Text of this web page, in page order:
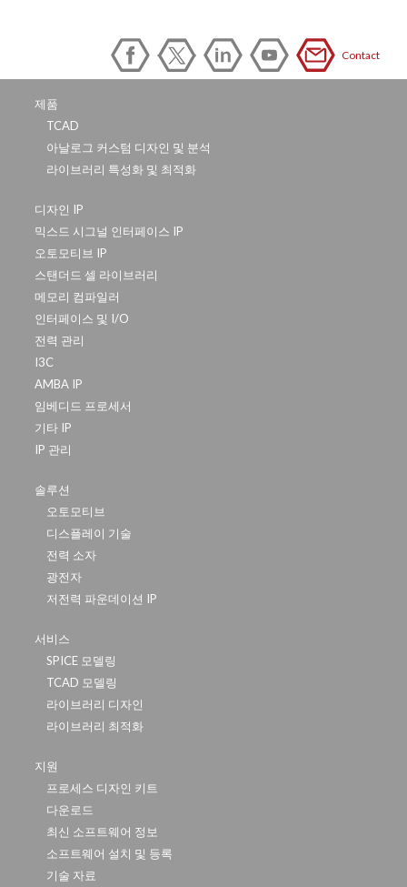
Contact
제품
TCAD
아날로그 커스텀 디자인 및 분석
라이브러리 특성화 및 최적화
디자인 IP
믹스드 시그널 인터페이스 IP
오토모티브 IP
스탠더드 셀 라이브러리
메모리 컴파일러
인터페이스 및 I/O
전력 관리
I3C
AMBA IP
임베디드 프로세서
기타 IP
IP 관리
솔루션
오토모티브
디스플레이 기술
전력 소자
광전자
저전력 파운데이션 IP
서비스
SPICE 모델링
TCAD 모델링
라이브러리 디자인
라이브러리 최적화
지원
프로세스 디자인 키트
다운로드
최신 소프트웨어 정보
소프트웨어 설치 및 등록
기술 자료